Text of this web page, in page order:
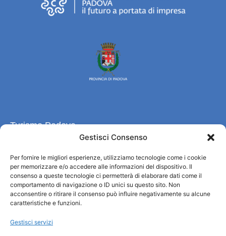
Gestisci Consenso
Per fornire le migliori esperienze, utilizziamo tecnologie come i cookie
per memorizzare e/o accedere alle informazioni del dispositivo. Il
consenso a queste tecnologie ci permetterà di elaborare dati come il
comportamento di navigazione o ID unici su questo sito. Non
acconsentire o ritirare il consenso può influire negativamente su alcune
caratteristiche e funzioni.
Gestisci servizi
Turismo Padova
Informazioni e Accoglienza Turistica/IAT
Privacy policy
Cookie Policy
Credits